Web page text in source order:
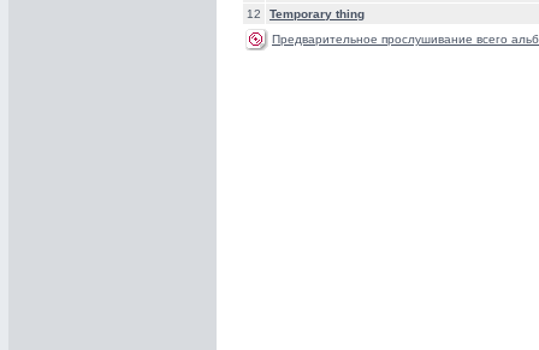
12
Temporary thing
Предварительное прослушивание всего